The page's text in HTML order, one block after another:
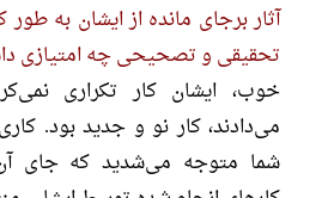
آثار برجای مانده از ایشان به
تحقیقی و تصحیحی چه امتیازی
خوب، ایشان کار تکراری
می‌دادند، کار نو و جدید بود.
شما متوجه می‌شدید که جای